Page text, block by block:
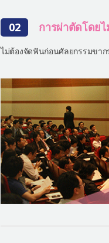
02 การผ่าตัดโดย
ไม่ต้องจัดฟันก่อนศัลยกรรมขา